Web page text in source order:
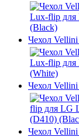
Чехол
Чехол
Чехол